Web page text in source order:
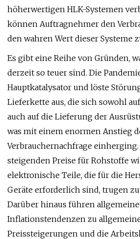
höherwertigen HLK-Systemen
können Auftragnehmer den
den wahren Wert dieser Systeme
Es gibt eine Reihe von Gründen,
derzeit so teuer sind. Die
Hauptkatalysator und löste
Lieferkette aus, die sich sowohl
auch auf die Lieferung der
was mit einem enormen Anstieg
Verbrauchernachfrage
steigenden Preise für Rohstoffe
elektronische Teile, die für die
Geräte erforderlich sind, trugen
Darüber hinaus führen allgemeine
Inflationstendenzen zu
Preissteigerungen und die